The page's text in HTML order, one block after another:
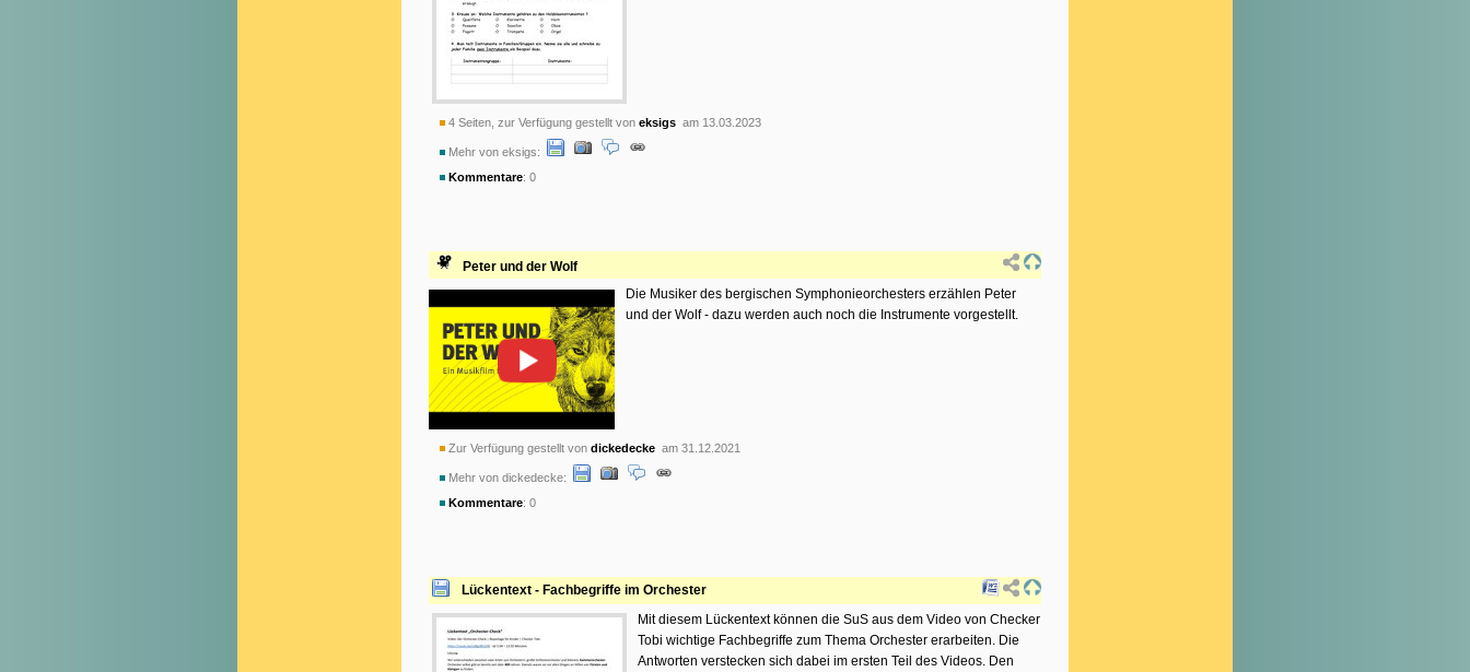
4 Seiten, zur Verfügung gestellt von eksigs am 13.03.2023
Mehr von eksigs:
Kommentare: 0
Peter und der Wolf
Die Musiker des bergischen Symphonieorchesters erzählen Peter
und der Wolf - dazu werden auch noch die Instrumente vorgestellt.
Zur Verfügung gestellt von dickedecke am 31.12.2021
Mehr von dickedecke:
Kommentare: 0
Lückentext - Fachbegriffe im Orchester
Mit diesem Lückentext können die SuS aus dem Video von Checker
Tobi wichtige Fachbegriffe zum Thema Orchester erarbeiten. Die
Antworten verstecken sich dabei im ersten Teil des Videos. Den